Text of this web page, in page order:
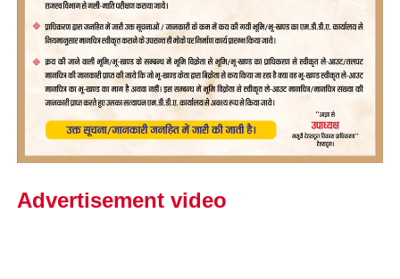
Advertisement video